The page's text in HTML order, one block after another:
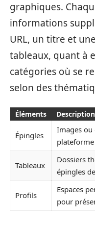
graphiques.
informations
URL, un titre et
tableaux, quant à
catégories où se
selon des
Éléments Description
Épingles
Images ou
plateforme
Tableaux
Dossiers
épingles
Profils
Espaces
pour